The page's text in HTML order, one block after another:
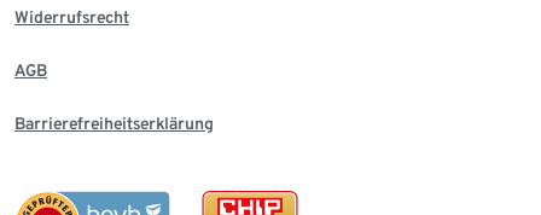
Widerrufsrecht
AGB
Barrierefreiheitserklärung